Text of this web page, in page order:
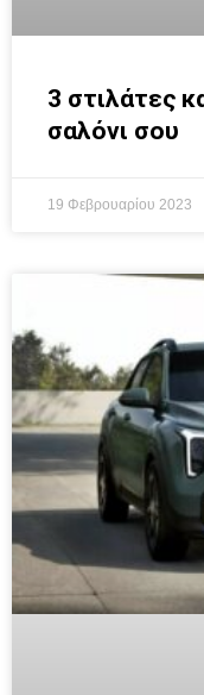
3 στιλάτες
σαλόνι σου
19 Φεβρουαρίου 2023